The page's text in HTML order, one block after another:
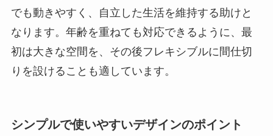
でも動きやすく、自立した生活を維持する助けと
なります。年齢を重ねても対応できるように、最
初は大きな空間を、その後フレキシブルに間仕切
りを設けることも適しています。
シンプルで使いやすいデザインのポイント